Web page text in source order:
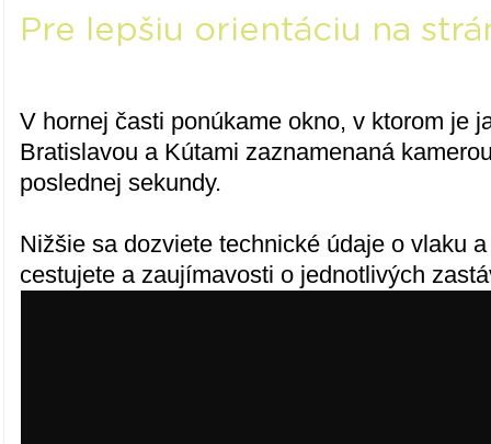
Pre lepšiu orientáciu na
V hornej časti ponúkame okno, v ktorom je
Bratislavou a Kútami zaznamenaná
poslednej sekundy.
Nižšie sa dozviete technické údaje o vlaku
cestujete a zaujímavosti o jednotlivých